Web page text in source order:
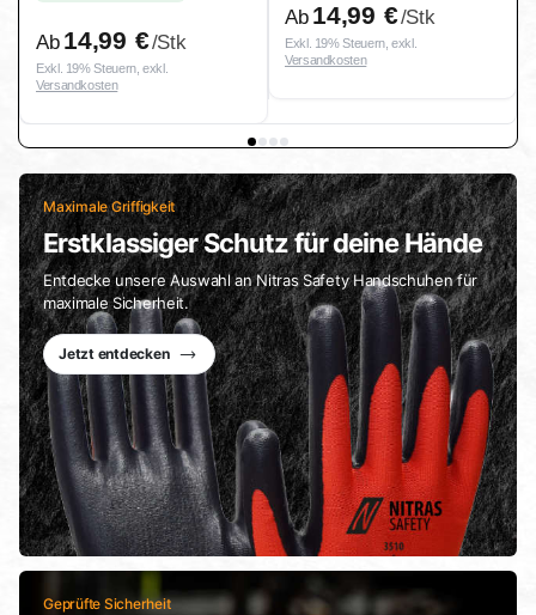
Ab 14,99 €/Stk
Exkl. 19% Steuern, exkl.
Versandkosten
Ab 14,99 €/Stk
Exkl. 19% Steuern, exkl.
Versandkosten
Maximale Griffigkeit
Erstklassiger Schutz für deine Hände
Entdecke unsere Auswahl an Nitras Safety Handschuhen für
maximale Sicherheit.
Jetzt entdecken
Geprüfte Sicherheit